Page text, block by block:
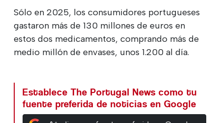
Sólo en 2025, los consumidores portugueses
gastaron más de 130 millones de euros en
estos dos medicamentos, comprando más de
medio millón de envases, unos 1.200 al día.
Establece The Portugal News como tu
fuente preferida de noticias en Google